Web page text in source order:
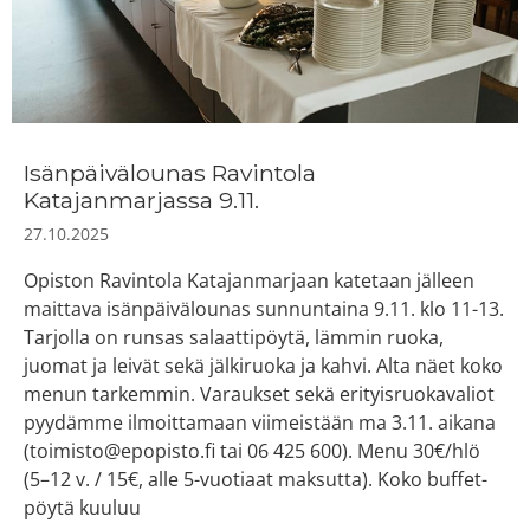
Isänpäivälounas Ravintola
Katajanmarjassa 9.11.
27.10.2025
Opiston Ravintola Katajanmarjaan katetaan jälleen
maittava isänpäivälounas sunnuntaina 9.11. klo 11-13.
Tarjolla on runsas salaattipöytä, lämmin ruoka,
juomat ja leivät sekä jälkiruoka ja kahvi. Alta näet koko
menun tarkemmin. Varaukset sekä erityisruokavaliot
pyydämme ilmoittamaan viimeistään ma 3.11. aikana
(toimisto@epopisto.fi tai 06 425 600). Menu 30€/hlö
(5–12 v. / 15€, alle 5-vuotiaat maksutta). Koko buffet-
pöytä kuuluu